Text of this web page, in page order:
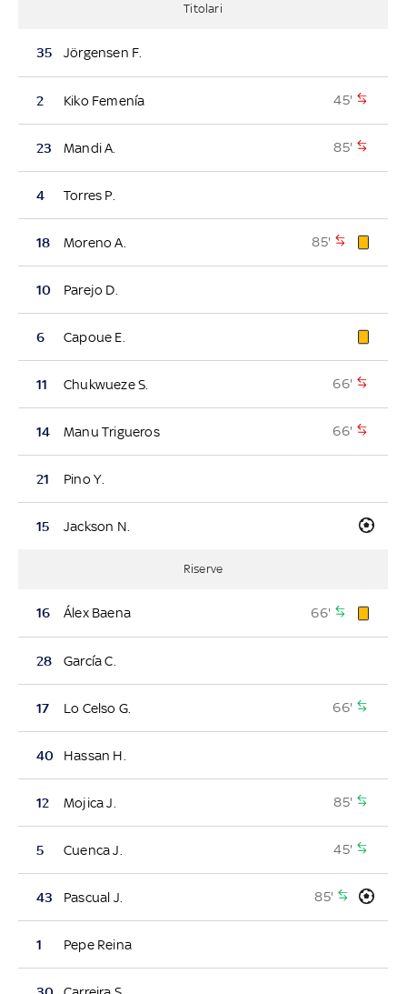
Titolari
35 Jörgensen F.
2 Kiko Femenía 45'
23 Mandi A. 85'
4 Torres P.
18 Moreno A. 85'
10 Parejo D.
6 Capoue E.
11 Chukwueze S. 66'
14 Manu Trigueros 66'
21 Pino Y.
15 Jackson N.
Riserve
16 Álex Baena 66'
28 García C.
17 Lo Celso G. 66'
40 Hassan H.
12 Mojica J. 85'
5 Cuenca J. 45'
43 Pascual J. 85'
1 Pepe Reina